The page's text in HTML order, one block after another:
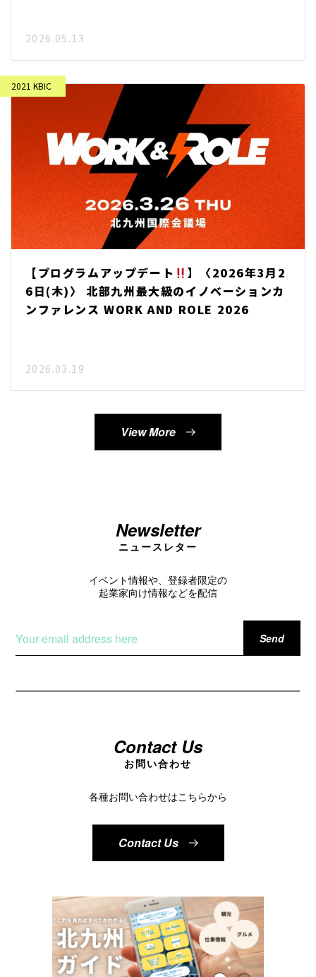
2026.05.13
【プログラムアップデート
】〈2026年3月2
6日(木)〉 北部九州最大級のイノベーションカ
ンファレンス WORK AND ROLE 2026
2026.03.19
View More
Newsletter
ニュースレター
イベント情報や、登録者限定の
起業家向け情報などを配信
Contact Us
お問い合わせ
各種お問い合わせはこちらから
Contact Us